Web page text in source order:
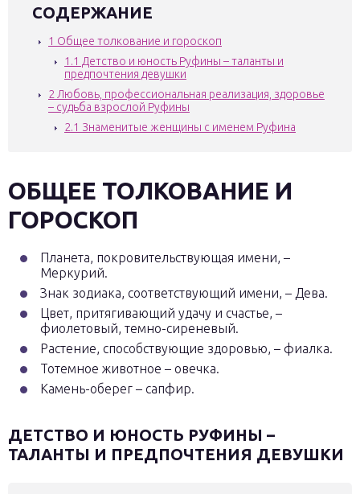
СОДЕРЖАНИЕ
1 Общее толкование и гороскоп
1.1 Детство и юность Руфины – таланты и
предпочтения девушки
2 Любовь, профессиональная реализация, здоровье
– судьба взрослой Руфины
2.1 Знаменитые женщины с именем Руфина
ОБЩЕЕ ТОЛКОВАНИЕ И
ГОРОСКОП
Планета, покровительствующая имени, –
Меркурий.
Знак зодиака, соответствующий имени, – Дева.
Цвет, притягивающий удачу и счастье, –
фиолетовый, темно-сиреневый.
Растение, способствующие здоровью, – фиалка.
Тотемное животное – овечка.
Камень-оберег – сапфир.
ДЕТСТВО И ЮНОСТЬ РУФИНЫ –
ТАЛАНТЫ И ПРЕДПОЧТЕНИЯ ДЕВУШКИ